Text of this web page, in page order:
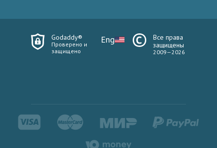
Godaddy®
Проверено и
защищено
Eng
Все права
защищены
2009—2026